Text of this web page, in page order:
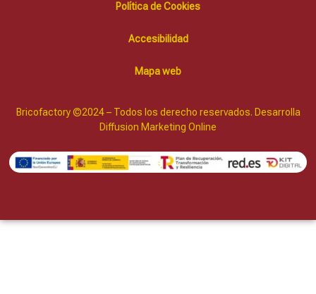
Política de Cookies
Accesibilidad
Mapa web
Bricofactory ©2024 – Todos los derecho reservados. Desarrolla
Diffusion Marketing Online